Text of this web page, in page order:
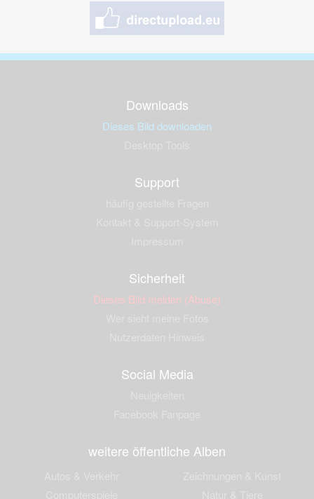
Downloads
Dieses Bild downloaden
Support
Sicherheit
Dieses Bild melden (Abuse)
Social Media
weitere öffentliche Alben